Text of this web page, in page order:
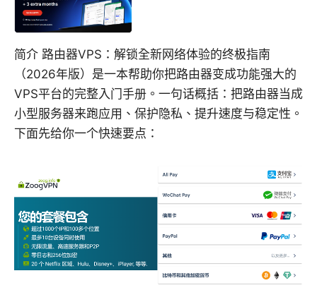
简介 路由器VPS：解锁全新网络体验的终极指南
（2026年版）是一本帮助你把路由器变成功能强大的
VPS平台的完整入门手册。一句话概括：把路由器当成
小型服务器来跑应用、保护隐私、提升速度与稳定性。
下面先给你一个快速要点：